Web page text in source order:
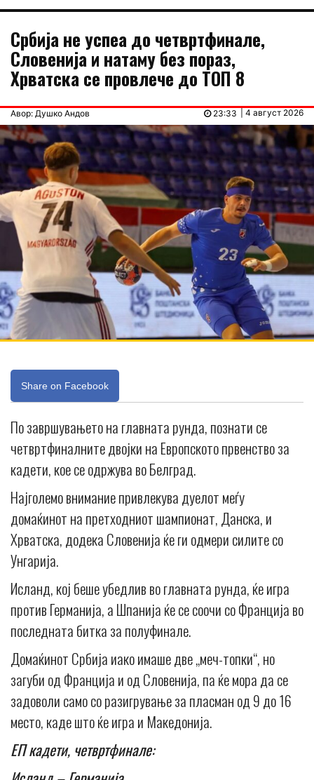
Србија не успеа до четвртфинале,
Словенија и натаму без пораз,
Хрватска се провлече до ТОП 8
Авор: Душко Андов | 4 август 2026
23:33
Share on Facebook
По завршувањето на главната рунда, познати се
четвртфиналните двојки на Европското првенство за
кадети, кое се одржува во Белград.
Најголемо внимание привлекува дуелот меѓу
домаќинот на претходниот шампионат, Данска, и
Хрватска, додека Словенија ќе ги одмери силите со
Унгарија.
Исланд, кој беше убедлив во главната рунда, ќе игра
против Германија, а Шпанија ќе се соочи со Франција во
последната битка за полуфинале.
Домаќинот Србија иако имаше две „меч-топки“, но
загуби од Франција и од Словенија, па ќе мора да се
задоволи само со разигрување за пласман од 9 до 16
место, каде што ќе игра и Македонија.
ЕП кадети, четвртфинале: